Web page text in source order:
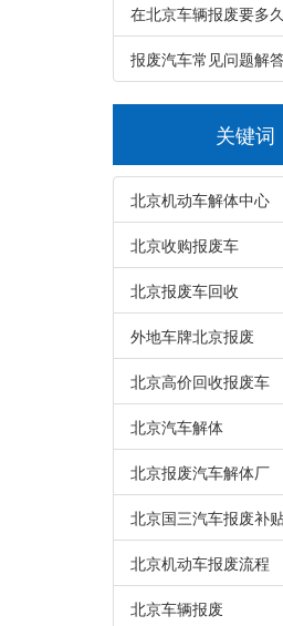
在北京车辆报废要多
报废汽车常见问题解
关键词
北京机动车解体中心
北京收购报废车
北京报废车回收
外地车牌北京报废
北京高价回收报废车
北京汽车解体
北京报废汽车解体厂
北京国三汽车报废补
北京机动车报废流程
北京车辆报废